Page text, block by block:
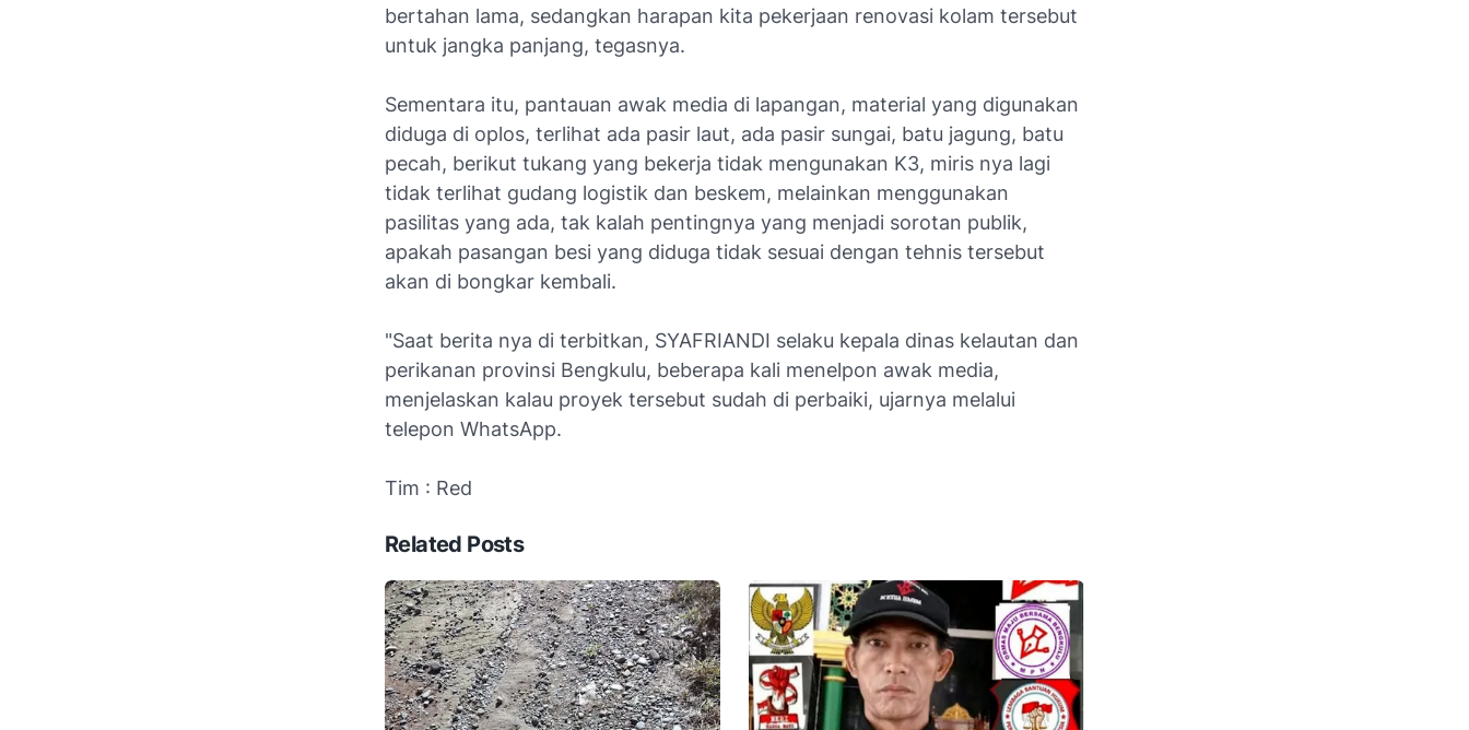
bertahan lama, sedangkan harapan kita pekerjaan renovasi kolam tersebut
untuk jangka panjang, tegasnya.
Sementara itu, pantauan awak media di lapangan, material yang digunakan
diduga di oplos, terlihat ada pasir laut, ada pasir sungai, batu jagung, batu
pecah, berikut tukang yang bekerja tidak mengunakan K3, miris nya lagi
tidak terlihat gudang logistik dan beskem, melainkan menggunakan
pasilitas yang ada, tak kalah pentingnya yang menjadi sorotan publik,
apakah pasangan besi yang diduga tidak sesuai dengan tehnis tersebut
akan di bongkar kembali.
"Saat berita nya di terbitkan, SYAFRIANDI selaku kepala dinas kelautan dan
perikanan provinsi Bengkulu, beberapa kali menelpon awak media,
menjelaskan kalau proyek tersebut sudah di perbaiki, ujarnya melalui
telepon WhatsApp.
Tim : Red
Related Posts